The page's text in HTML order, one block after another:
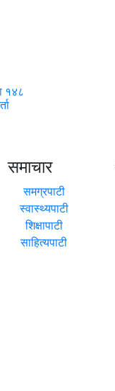
१४८
समाचार
समग्रपाटी
स्वास्थ्यपाटी
शिक्षापाटी
साहित्यपाटी